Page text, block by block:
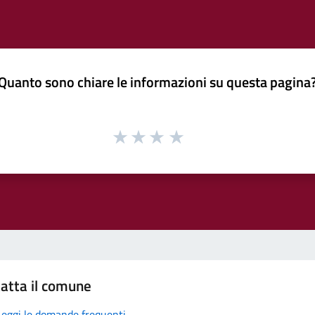
sono chiare le informazioni su questa
il comune